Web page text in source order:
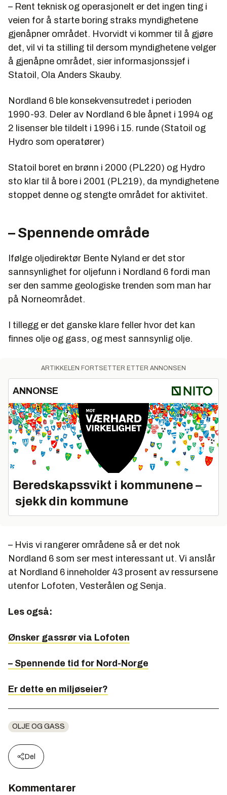
– Rent teknisk og operasjonelt er det ingen ting i
veien for å starte boring straks myndighetene
gjenåpner området. Hvorvidt vi kommer til å gjøre
det, vil vi ta stilling til dersom myndighetene velger
å gjenåpne området, sier informasjonssjef i
Statoil, Ola Anders Skauby.
Nordland 6 ble konsekvensutredet i perioden
1990-93. Deler av Nordland 6 ble åpnet i 1994 og
2 lisenser ble tildelt i 1996 i 15. runde (Statoil og
Hydro som operatører)
Statoil boret en brønn i 2000 (PL220) og Hydro
sto klar til å bore i 2001 (PL219), da myndighetene
stoppet denne og stengte området for aktivitet.
– Spennende område
Ifølge oljedirektør Bente Nyland er det stor
sannsynlighet for oljefunn i Nordland 6 fordi man
ser den samme geologiske trenden som man har
på Norneområdet.
I tillegg er det ganske klare feller hvor det kan
finnes olje og gass, og mest sannsynlig olje.
ARTIKKELEN FORTSETTER ETTER ANNONSEN
ANNONSE
Beredskapssvikt i kommunene –
sjekk din kommune
– Hvis vi rangerer områdene så er det nok
Nordland 6 som ser mest interessant ut. Vi anslår
at Nordland 6 inneholder 43 prosent av ressursene
utenfor Lofoten, Vesterålen og Senja.
Les også:
Ønsker gassrør via Lofoten
– Spennende tid for Nord-Norge
Er dette en miljøseier?
OLJE OG GASS
Del
Kommentarer